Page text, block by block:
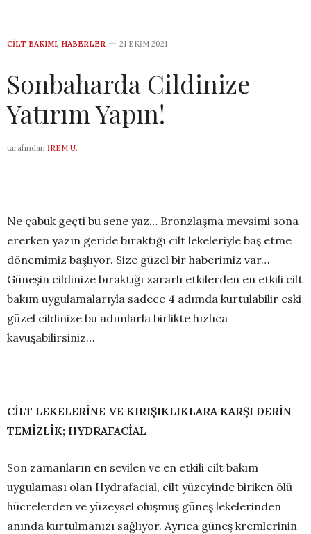
CILT BAKIMI, HABERLER 21 EKIM 2021
Sonbaharda Cildinize
Yatırım Yapın!
tarafından İREM U.
Ne çabuk geçti bu sene yaz… Bronzlaşma mevsimi sona
ererken yazın geride bıraktığı cilt lekeleriyle baş etme
dönemimiz başlıyor. Size güzel bir haberimiz var…
Güneşin cildinize bıraktığı zararlı etkilerden en etkili cilt
bakım uygulamalarıyla sadece 4 adımda kurtulabilir eski
güzel cildinize bu adımlarla birlikte hızlıca
kavuşabilirsiniz…
CİLT LEKELERİNE VE KIRIŞIKLIKLARA KARŞI DERİN
TEMİZLİK; HYDRAFACİAL
Son zamanların en sevilen ve en etkili cilt bakım
uygulaması olan Hydrafacial, cilt yüzeyinde biriken ölü
hücrelerden ve yüzeysel oluşmuş güneş lekelerinden
anında kurtulmanızı sağlıyor. Ayrıca güneş kremlerinin